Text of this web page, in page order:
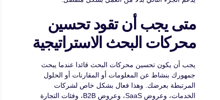
متى يجب أن تقود تحسين
محركات البحث الاستراتيجية
يجب أن يكون تحسين محركات البحث قائدا عندما يبحث
جمهورك بنشاط عن المعلومات أو المقارنات أو الحلول
المرتبطة بعرضك. وهذا فعال بشكل خاص لشركات
الخدمات، وعروض SaaS، وعروض B2B، وفئات التجارة